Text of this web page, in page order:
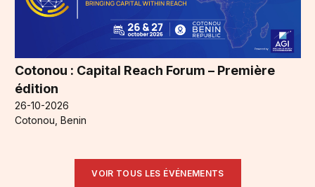
Cotonou : Capital Reach Forum – Première
édition
26-10-2026
Cotonou, Benin
VOIR TOUS LES ÉVÉNEMENTS